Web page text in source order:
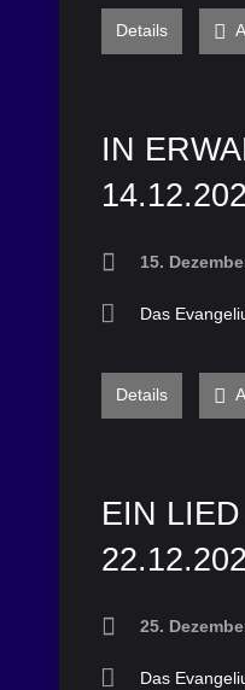
Details
IN
15.
Das
Details
EIN
25.
Das